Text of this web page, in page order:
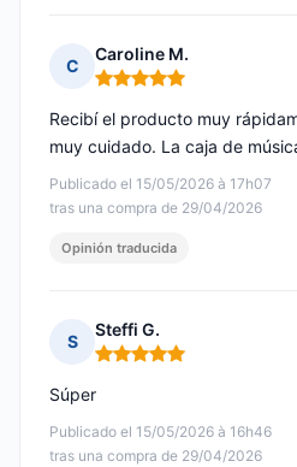
C
Caroline M.
Nota: 5 de 5
Publicado el 15/05/2026 à 17h07
tras una compra de 29/04/2026
Recibí el producto muy
muy cuidado. La caja de
Opinión traducida
S
Steffi G.
Nota: 5 de 5
Publicado el 15/05/2026 à 16h46
tras una compra de 29/04/2026
Súper